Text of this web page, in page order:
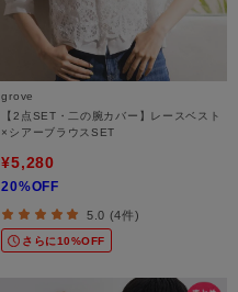
grove
【2点SET・二の腕カバー】レースベスト
×シアーブラウスSET
¥5,280
20%OFF
5.0 (4件)
さらに10%OFF